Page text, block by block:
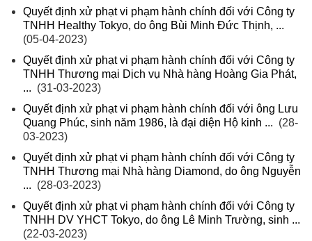
Quyết định xử phạt vi phạm hành chính đối với Công ty
TNHH Healthy Tokyo, do ông Bùi Minh Đức Thịnh, ...
(05-04-2023)
Quyết định xử phạt vi phạm hành chính đối với Công ty
TNHH Thương mại Dịch vụ Nhà hàng Hoàng Gia Phát,
... (31-03-2023)
Quyết định xử phạt vi phạm hành chính đối với ông Lưu
Quang Phúc, sinh năm 1986, là đại diện Hộ kinh ... (28-
03-2023)
Quyết định xử phạt vi phạm hành chính đối với Công ty
TNHH Thương mại Nhà hàng Diamond, do ông Nguyễn
... (28-03-2023)
Quyết định xử phạt vi phạm hành chính đối với Công ty
TNHH DV YHCT Tokyo, do ông Lê Minh Trường, sinh ...
(22-03-2023)